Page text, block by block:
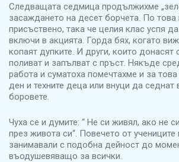
Следващата седмица продължихме
засаждането на десет борчета. По това
присъствено, така че целия клас успя
включи в акцията. Горда бях, когато
копаят дупките. И други, които донасят
поливат и запълват с пръст. Някъде
работа и суматоха помечтахме и за
ден и техните деца или внуци да седнат
боровете.
Чуха се и думите: “ Не си живял, ако не
през живота си“. Повечето от
занимавали с подобна дейност до
въодушевяващо за всички.